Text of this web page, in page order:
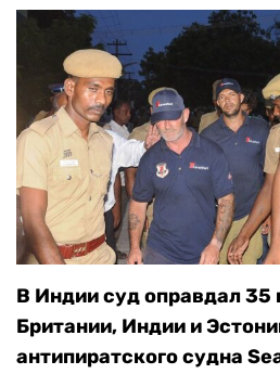
В Индии суд оправдал
Британии, Индии и
антипиратского судна